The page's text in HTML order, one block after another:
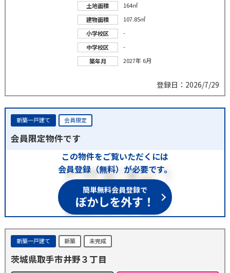
土地面積
164㎡
建物面積
107.85㎡
小学校区
-
中学校区
-
築年月
2027年 6月
登録日：2026/7/29
新築一戸建て 会員限定
会員限定物件です
この物件をご覧いただくには
会員登録（無料）が必要です。
簡単無料会員登録で
ぼかしを外す！
新築一戸建て 新築 未完成
茨城県取手市井野３丁目